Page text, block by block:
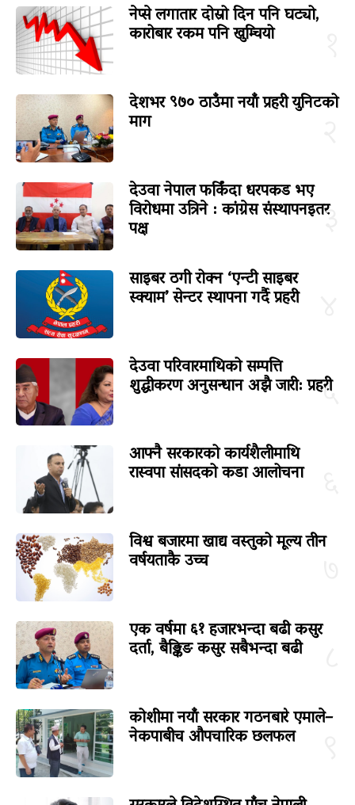
नेप्से लगातार दोस्रो दिन पनि घट्यो,
कारोबार रकम पनि खुम्चियो
देशभर ९७० ठाउँमा नयाँ प्रहरी युनिटको
माग
३
देउवा नेपाल फर्किंदा धरपकड भए
विरोधमा उत्रिने : कांग्रेस संस्थापनइतर
पक्ष
साइबर ठगी रोक्न ‘एन्टी साइबर
स्क्याम’ सेन्टर स्थापना गर्दै प्रहरी
५
देउवा परिवारमाथिको सम्पत्ति
शुद्धीकरण अनुसन्धान अझै जारी: प्रहरी
आफ्नै सरकारको कार्यशैलीमाथि
रास्वपा सांसदको कडा आलोचना
विश्व बजारमा खाद्य वस्तुको मूल्य तीन
वर्षयताकै उच्च
एक वर्षमा ६१ हजारभन्दा बढी कसुर
दर्ता, बैङ्किङ कसुर सबैभन्दा बढी
कोशीमा नयाँ सरकार गठनबारे एमाले–
नेकपाबीच औपचारिक छलफल